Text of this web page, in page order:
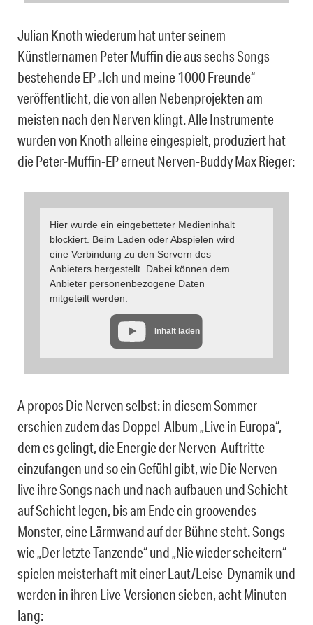
Julian Knoth wiederum hat unter seinem
Künstlernamen Peter Muffin die aus sechs Songs
bestehende EP „Ich und meine 1000 Freunde“
veröffentlicht, die von allen Nebenprojekten am
meisten nach den Nerven klingt. Alle Instrumente
wurden von Knoth alleine eingespielt, produziert hat
die Peter-Muffin-EP erneut Nerven-Buddy Max Rieger:
Hier wurde ein eingebetteter Medieninhalt
blockiert. Beim Laden oder Abspielen wird
eine Verbindung zu den Servern des
Anbieters hergestellt. Dabei können dem
Anbieter personenbezogene Daten
mitgeteilt werden.
Inhalt laden
A propos Die Nerven selbst: in diesem Sommer
erschien zudem das Doppel-Album „Live in Europa“,
dem es gelingt, die Energie der Nerven-Auftritte
einzufangen und so ein Gefühl gibt, wie Die Nerven
live ihre Songs nach und nach aufbauen und Schicht
auf Schicht legen, bis am Ende ein groovendes
Monster, eine Lärmwand auf der Bühne steht. Songs
wie „Der letzte Tanzende“ und „Nie wieder scheitern“
spielen meisterhaft mit einer Laut/Leise-Dynamik und
werden in ihren Live-Versionen sieben, acht Minuten
lang: